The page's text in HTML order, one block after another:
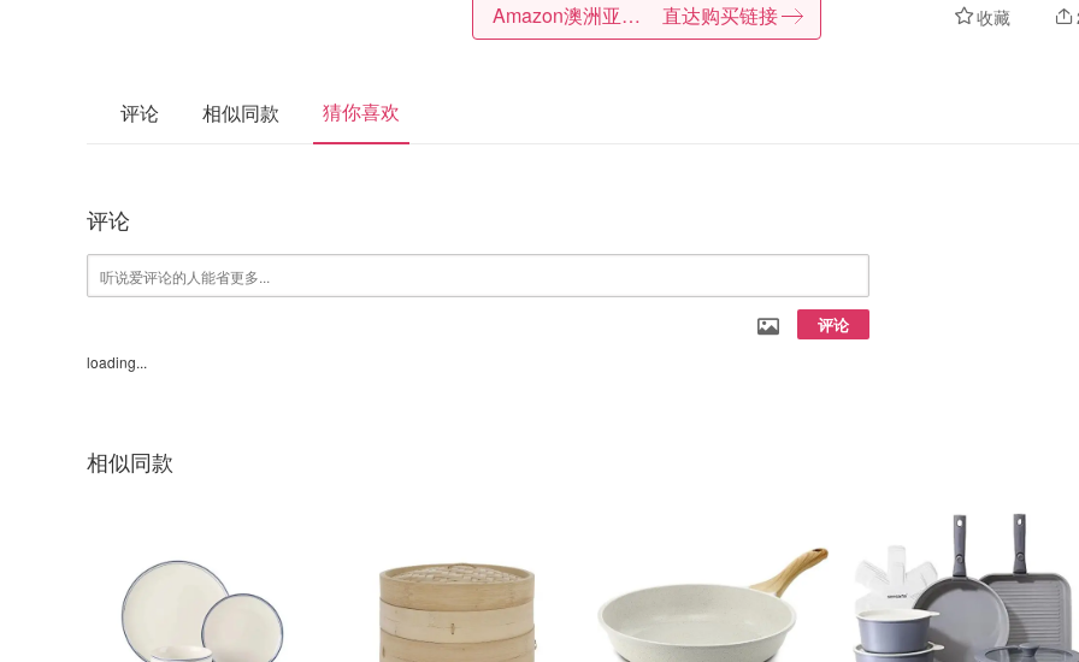
收藏
Amazon澳洲亚马逊 直达购买链接
评论 相似同款 猜你喜欢
评论
评论
loading...
相似同款